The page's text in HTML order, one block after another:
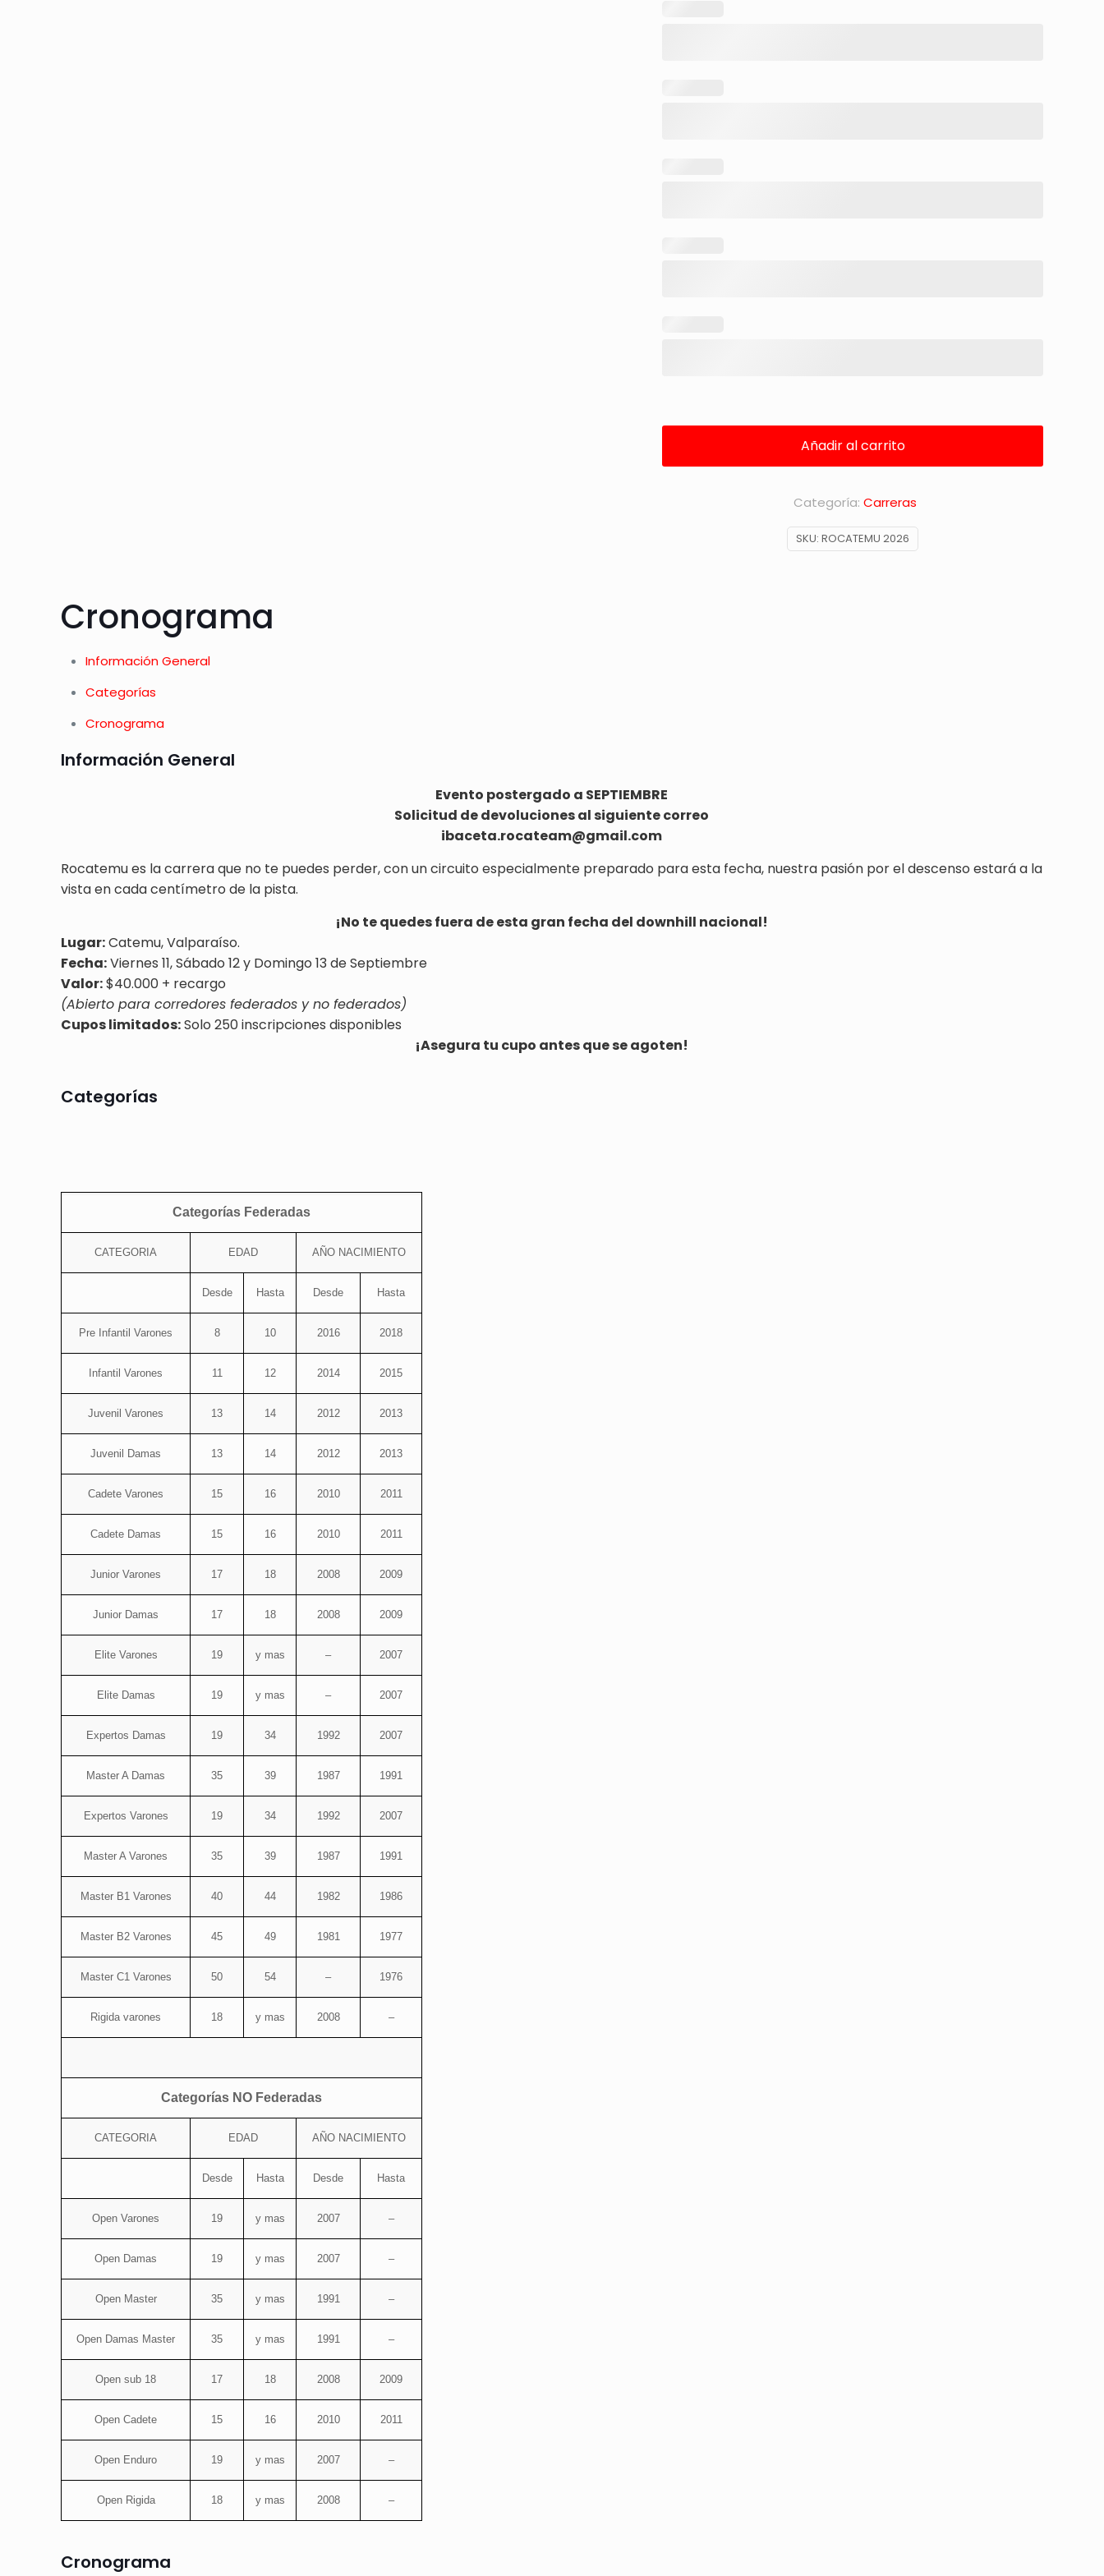
Añadir al carrito
SKU: ROCATEMU 2026
Categoría: Carreras
Cronograma
Información General
Categorías
Cronograma
Información General
Evento postergado a SEPTIEMBRE
Solicitud de devoluciones al siguiente correo
ibaceta.rocateam@gmail.com
Rocatemu es la carrera que no te puedes perder, con un circuito especialmente preparado para esta fecha, nuestra pasión por el descenso estará a la
vista en cada centímetro de la pista.
¡No te quedes fuera de esta gran fecha del downhill nacional!
Lugar:Catemu, Valparaíso.
Fecha:Viernes 11, Sábado 12 y Domingo 13 de Septiembre
Valor:$40.000 + recargo
(Abierto para corredores federados y no federados)
Cupos limitados:Solo 250 inscripciones disponibles
¡Asegura tu cupo antes que se agoten!
Categorías
Categorías Federadas
CATEGORIA EDAD AÑO NACIMIENTO
Desde Hasta Desde Hasta
Pre Infantil Varones 8 10 2016 2018
Infantil Varones 11 12 2014 2015
Juvenil Varones 13 14 2012 2013
Juvenil Damas 13 14 2012 2013
Cadete Varones 15 16 2010 2011
Cadete Damas 15 16 2010 2011
Junior Varones 17 18 2008 2009
Junior Damas 17 18 2008 2009
Elite Varones 19 y mas – 2007
Elite Damas 19 y mas – 2007
Expertos Damas 19 34 1992 2007
Master A Damas 35 39 1987 1991
Expertos Varones 19 34 1992 2007
Master A Varones 35 39 1987 1991
Master B1 Varones 40 44 1982 1986
Master B2 Varones 45 49 1981 1977
Master C1 Varones 50 54 – 1976
Rigida varones 18 y mas 2008 –
Categorías NO Federadas
CATEGORIA EDAD AÑO NACIMIENTO
Desde Hasta Desde Hasta
Open Varones 19 y mas 2007 –
Open Damas 19 y mas 2007 –
Open Master 35 y mas 1991 –
Open Damas Master 35 y mas 1991 –
Open sub 18 17 18 2008 2009
Open Cadete 15 16 2010 2011
Open Enduro 19 y mas 2007 –
Open Rigida 18 y mas 2008 –
Cronograma